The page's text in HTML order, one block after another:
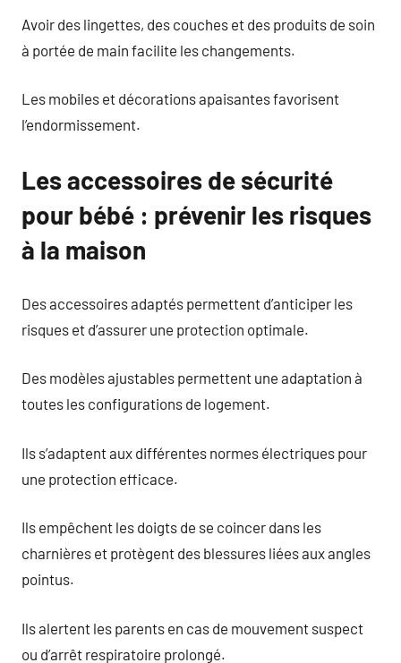
Avoir des lingettes, des couches et des produits de soin
à portée de main facilite les changements.
Les mobiles et décorations apaisantes favorisent
l’endormissement.
Les accessoires de sécurité
pour bébé : prévenir les risques
à la maison
Des accessoires adaptés permettent d’anticiper les
risques et d’assurer une protection optimale.
Des modèles ajustables permettent une adaptation à
toutes les configurations de logement.
Ils s’adaptent aux différentes normes électriques pour
une protection efficace.
Ils empêchent les doigts de se coincer dans les
charnières et protègent des blessures liées aux angles
pointus.
Ils alertent les parents en cas de mouvement suspect
ou d’arrêt respiratoire prolongé.